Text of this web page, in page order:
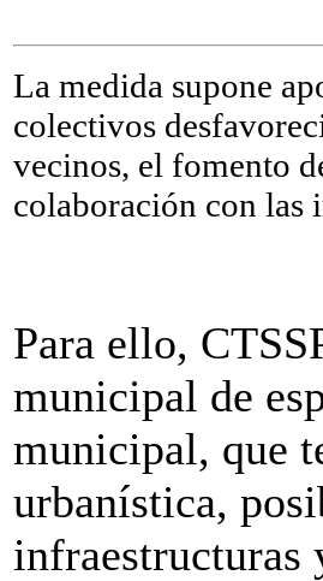
La medida supone
colectivos
vecinos, el fomento
colaboración con las
Para ello,
municipal de
municipal, que
urbanística,
infraestructuras